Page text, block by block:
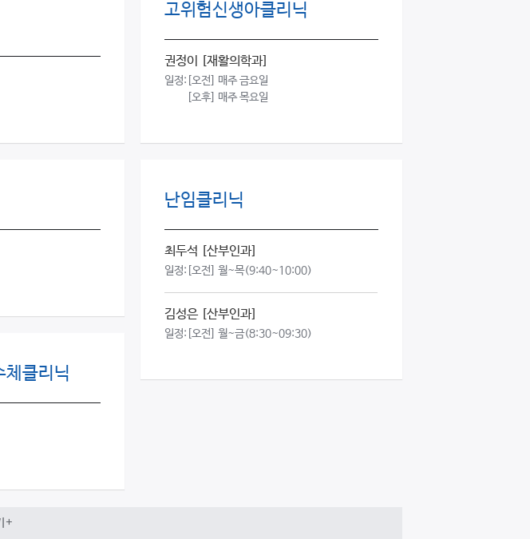
고위험신생아클리닉
권정이 [재활의학과]
일정: [오전] 매주 금요일
[오후] 매주 목요일
난임클리닉
최두석 [산부인과]
일정: [오전] 월~목(9:40~10:00)
김성은 [산부인과]
일정: [오전] 월~금(8:30~09:30)
체클리닉
+